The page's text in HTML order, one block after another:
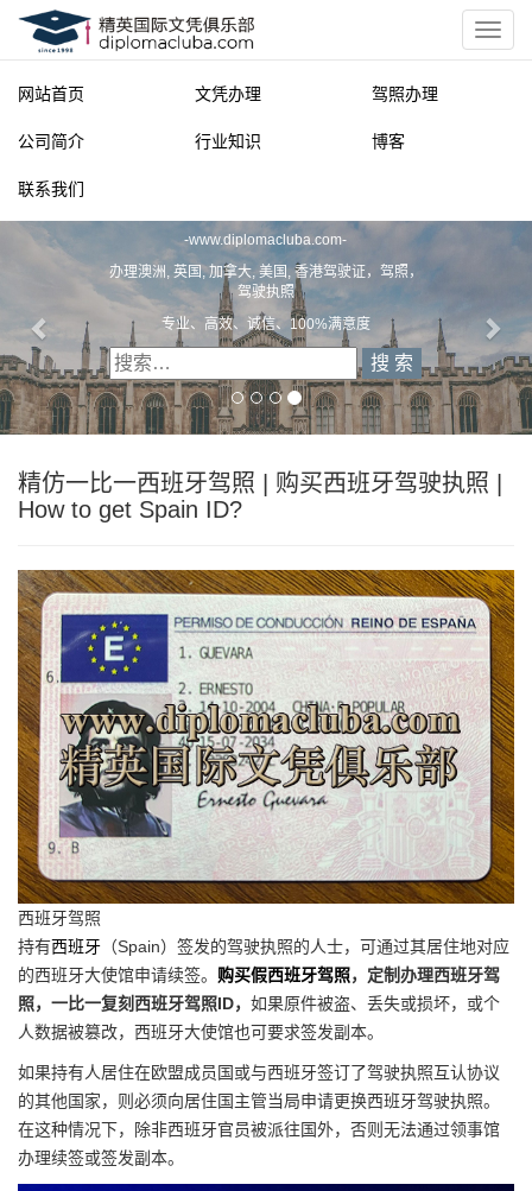
网站首页 文凭办理 驾照办理
公司简介 行业知识 博客
联系我们
www.diplomacluba.com-
办理澳洲, 英国, 加拿大, 美国, 香港驾驶证，驾照，
驾驶执照
专业、高效、诚信、100%满意度
精仿一比一西班牙驾照 | 购买西班牙驾驶执照 |
How to get Spain ID?
西班牙驾照
持有西班牙 （Spain）签发的驾驶执照的人士，可通过其居住地对应
的西班牙大使馆申请续签。 购买假西班牙驾照，定制办理西班牙驾
照，一比一复刻西班牙驾照ID， 如果原件被盗、丢失或损坏，或个
人数据被篡改，西班牙大使馆也可要求签发副本。
如果持有人居住在欧盟成员国或与西班牙签订了驾驶执照互认协议
的其他国家，则必须向居住国主管当局申请更换西班牙驾驶执照。
在这种情况下，除非西班牙官员被派往国外，否则无法通过领事馆
办理续签或签发副本。